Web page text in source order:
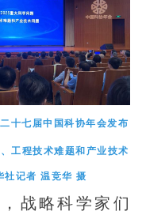
十七届中国科协年会发布
工程技术难题和产业技术
社记者 温竞华 摄
略科学家们